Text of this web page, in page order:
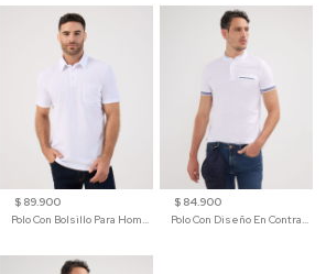
$ 89.900
$ 84.900